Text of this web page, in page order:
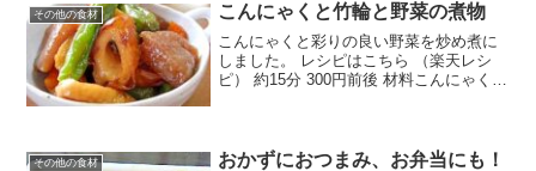
その他の食材 こんにゃくと竹輪と野菜の煮物
こんにゃくと彩りの良い野菜を炒め煮に
しました。 レシピはこちら （楽天レシ
ピ） 約15分 300円前後 材料こんにゃく竹
その他の食材
おかずにおつまみ、お弁当にも！